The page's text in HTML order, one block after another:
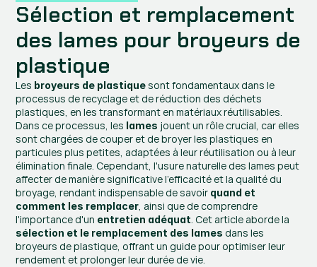
Sélection et remplacement
des lames pour broyeurs de
plastique
Les broyeurs de plastique sont fondamentaux dans le
processus de recyclage et de réduction des déchets
plastiques, en les transformant en matériaux réutilisables.
Dans ce processus, les lames jouent un rôle crucial, car elles
sont chargées de couper et de broyer les plastiques en
particules plus petites, adaptées à leur réutilisation ou à leur
élimination finale. Cependant, l'usure naturelle des lames peut
affecter de manière significative l'efficacité et la qualité du
broyage, rendant indispensable de savoir quand et
comment les remplacer, ainsi que de comprendre
l'importance d'un entretien adéquat
sélection et le remplacement des lames dans les
broyeurs de plastique, offrant un guide pour optimiser leur
rendement et prolonger leur durée de vie.